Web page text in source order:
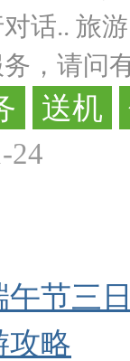
话.. 旅
，请问
送机
24
午节三
攻略